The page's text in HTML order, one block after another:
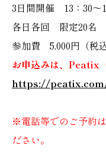
3日間開催 13：30～
各日各回 限定20名
参加費 5,000円（税
お申込みは、Peatix
https://
※電話等でのご予約
ださい。